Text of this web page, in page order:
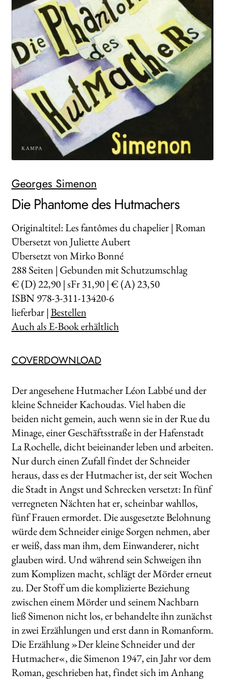
WEITERE VERLAGE
Search:
Georges Simenon
Die Phantome des Hutmachers
Originaltitel: Les fantômes du chapelier | Roman
Übersetzt von Juliette Aubert
Übersetzt von Mirko Bonné
288Seiten | Gebunden mit Schutzumschlag
€ (D) 22,90 | sFr 31,90 | € (A) 23,50
ISBN 978-3-311-13420-6
lieferbar |Bestellen
Auch als E-Book erhältlich
COVERDOWNLOAD
Der angesehene Hutmacher Léon Labbé und der
kleine Schneider Kachoudas. Viel haben die
beiden nicht gemein, auch wenn sie in der Rue du
Minage, einer Geschäftsstraße in der Hafenstadt
La Rochelle, dicht beieinander leben und arbeiten.
Nur durch einen Zufall findet der Schneider
heraus, dass es der Hutmacher ist, der seit Wochen
die Stadt in Angst und Schrecken versetzt: In fünf
verregneten Nächten hat er, scheinbar wahllos,
fünf Frauen ermordet. Die ausgesetzte Belohnung
würde dem Schneider einige Sorgen nehmen, aber
er weiß, dass man ihm, dem Einwanderer, nicht
glauben wird. Und während sein Schweigen ihn
zum Komplizen macht, schlägt der Mörder erneut
zu. Der Stoff um die komplizierte Beziehung
zwischen einem Mörder und seinem Nachbarn
ließ Simenon nicht los, er behandelte ihn zunächst
in zwei Erzählungen und erst dann in Romanform.
Die Erzählung »Der kleine Schneider und der
Hutmacher«, die Simenon 1947, ein Jahr vor dem
Roman, geschrieben hat, findet sich im Anhang